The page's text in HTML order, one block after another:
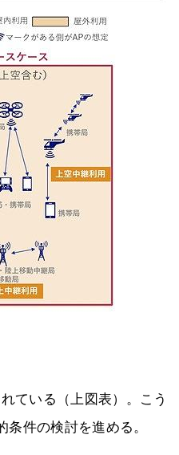
ている（上図表）。こう
件の検討を進める。